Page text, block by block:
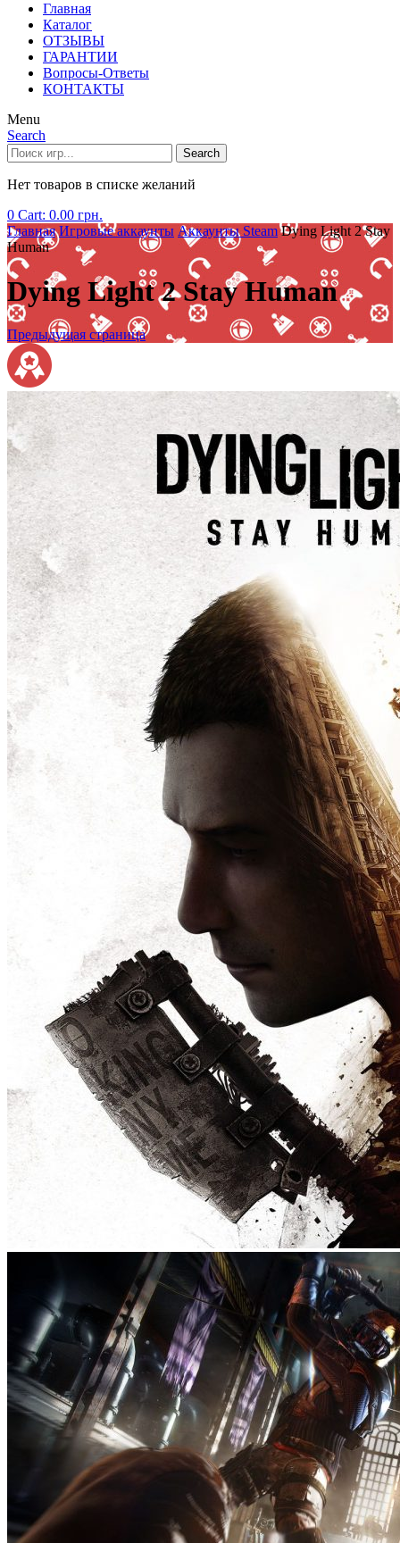
Главная
Каталог
ОТЗЫВЫ
ГАРАНТИИ
Вопросы-Ответы
КОНТАКТЫ
Menu
Search
Search
Нет товаров в списке желаний
0 Cart: 0.00 грн.
Главная Игровые аккаунты Аккаунты Steam Dying Light 2 Stay
Human
Dying Light 2 Stay Human
Предыдущая страница